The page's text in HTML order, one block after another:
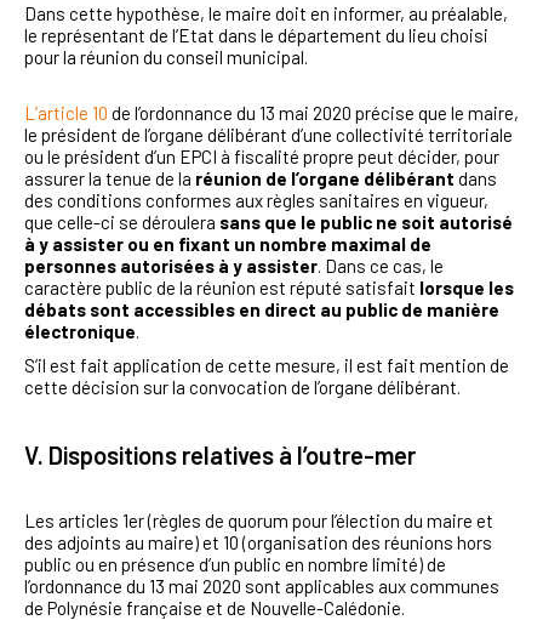
Dans cette hypothèse, le maire doit en informer, au préalable,
le représentant de l’Etat dans le département du lieu choisi
pour la réunion du conseil municipal.
L’article 10 de l’ordonnance du 13 mai 2020 précise que le maire,
le président de l’organe délibérant d’une collectivité territoriale
ou le président d’un EPCI à fiscalité propre peut décider, pour
assurer la tenue de la réunion de l’organe délibérant dans
des conditions conformes aux règles sanitaires en vigueur,
que celle-ci se déroulera sans que le public ne soit autorisé
à y assister ou en fixant un nombre maximal de
personnes autorisées à y assister. Dans ce cas, le
caractère public de la réunion est réputé satisfait lorsque les
débats sont accessibles en direct au public de manière
électronique.
S’il est fait application de cette mesure, il est fait mention de
cette décision sur la convocation de l’organe délibérant.
V. Dispositions relatives à l’outre-mer
Les articles 1er (règles de quorum pour l’élection du maire et
des adjoints au maire) et 10 (organisation des réunions hors
public ou en présence d’un public en nombre limité) de
l’ordonnance du 13 mai 2020 sont applicables aux communes
de Polynésie française et de Nouvelle-Calédonie.